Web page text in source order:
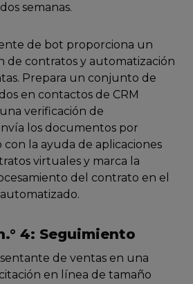
semanas.
de bot proporciona un
de contratos y automatización
Prepara un conjunto de
​​en contactos de CRM
verificación de
los documentos por
la ayuda de aplicaciones
virtuales y marca la
del contrato en el
4: Seguimiento
de ventas en una
en línea de tamaño